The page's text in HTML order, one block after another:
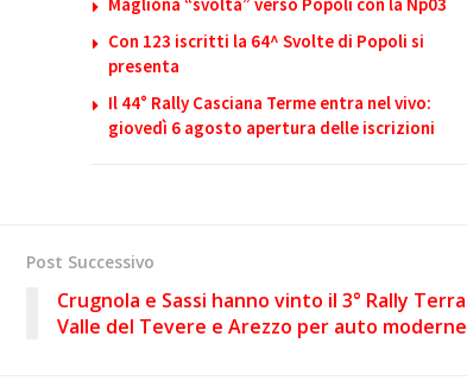
Con 123 iscritti la 64^ Svolte di Popoli si
presenta
Il 44° Rally Casciana Terme entra nel vivo:
giovedì 6 agosto apertura delle iscrizioni
Post Successivo
Crugnola e Sassi hanno vinto il 3° Rally Terra
Valle del Tevere e Arezzo per auto moderne